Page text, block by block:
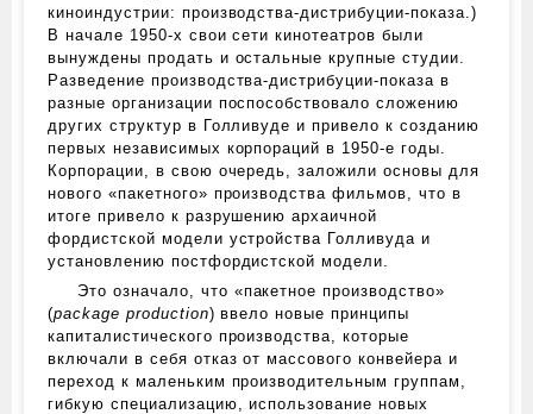
киноиндустрии: производства-дистрибуции-показа.)
В начале 1950‑х свои сети кинотеатров были
вынуждены продать и остальные крупные студии.
Разведение производства-дистрибуции-показа в
разные организации поспособствовало сложению
других структур в Голливуде и привело к созданию
первых независимых корпораций в 1950‑е годы.
Корпорации, в свою очередь, заложили основы для
нового «пакетного» производства фильмов, что в
итоге привело к разрушению архаичной
фордистской модели устройства Голливуда и
установлению постфордистской модели.
Это означало, что «пакетное производство»
(package production) ввело новые принципы
капиталистического производства, которые
включали в себя отказ от массового конвейера и
переход к маленьким производительным группам,
гибкую специализацию, использование новых